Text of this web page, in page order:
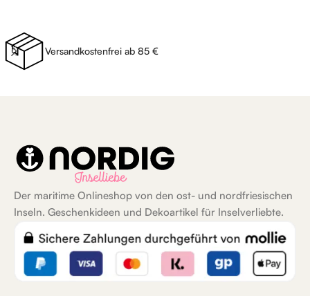
Versandkostenfrei ab 85 €
Der maritime Onlineshop von den ost- und nordfriesischen
Inseln. Geschenkideen und Dekoartikel für Inselverliebte.